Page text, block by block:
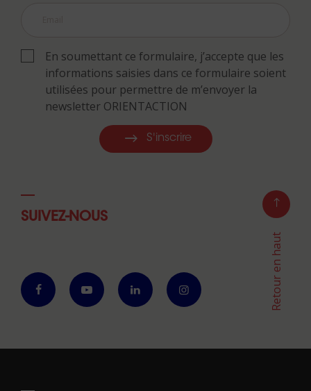
En soumettant ce formulaire, j’accepte que les
informations saisies dans ce formulaire soient
utilisées pour permettre de m’envoyer la
newsletter ORIENTACTION
S'inscrire
SUIVEZ-NOUS
Retour en haut